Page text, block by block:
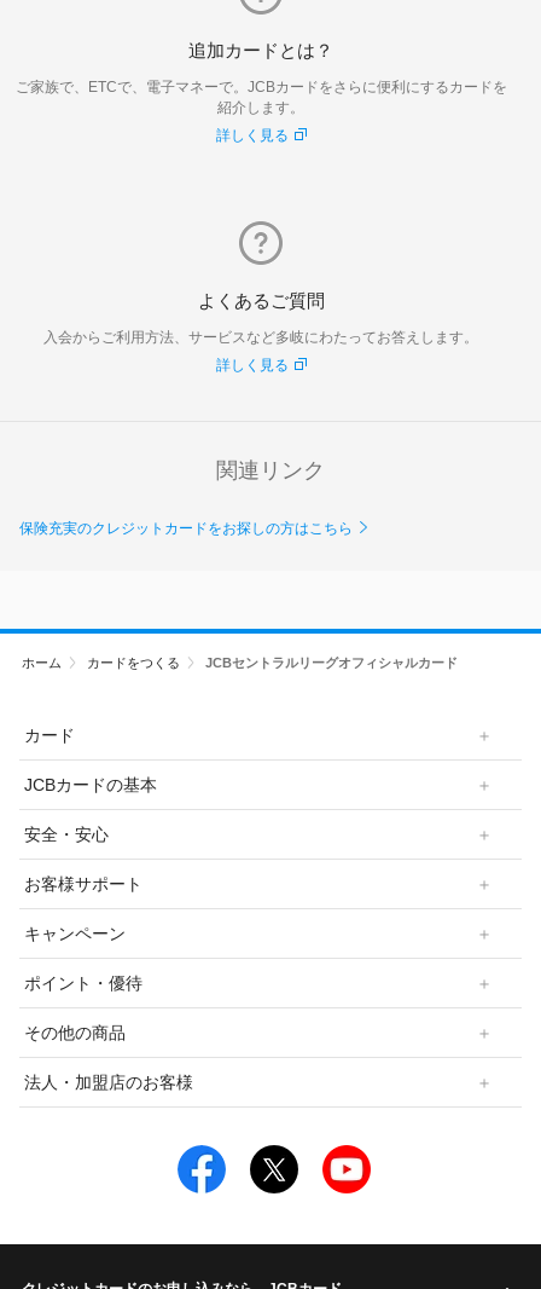
追加カードとは？
ご家族で、ETCで、電子マネーで。JCBカードをさらに便利にするカードを
紹介します。
詳しく見る
よくあるご質問
入会からご利用方法、サービスなど多岐にわたってお答えします。
詳しく見る
関連リンク
保険充実のクレジットカードをお探しの方はこちら
ホーム カードをつくる JCBセントラルリーグオフィシャルカード
カード
JCBカードの基本
安全・安心
お客様サポート
キャンペーン
ポイント・優待
その他の商品
法人・加盟店のお客様